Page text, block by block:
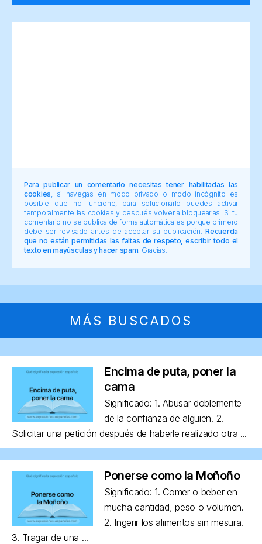
Para publicar un comentario necesitas tener habilitadas las
cookies , si navegas en modo privado o modo incógnito es
posible que no funcione, para solucionarlo puedes activar
temporalmente las cookies y después volver a bloquearlas. Si tu
comentario no se publica de forma automática es porque primero
debe ser revisado antes de aceptar su publicación.Recuerda
que no están permitidas las faltas de respeto, escribir todo el
texto en mayúsculas y hacer spam. Gracias.
MÁS BUSCADOS
Encima de puta, poner la
cama
Significado: 1. Abusar doblemente
de la confianza de alguien. 2.
Solicitar una petición después de haberle realizado otra ...
Ponerse como la Moñoño
Significado: 1. Comer o beber en
mucha cantidad, peso o volumen.
2. Ingerir los alimentos sin mesura.
3. Tragar de una ...